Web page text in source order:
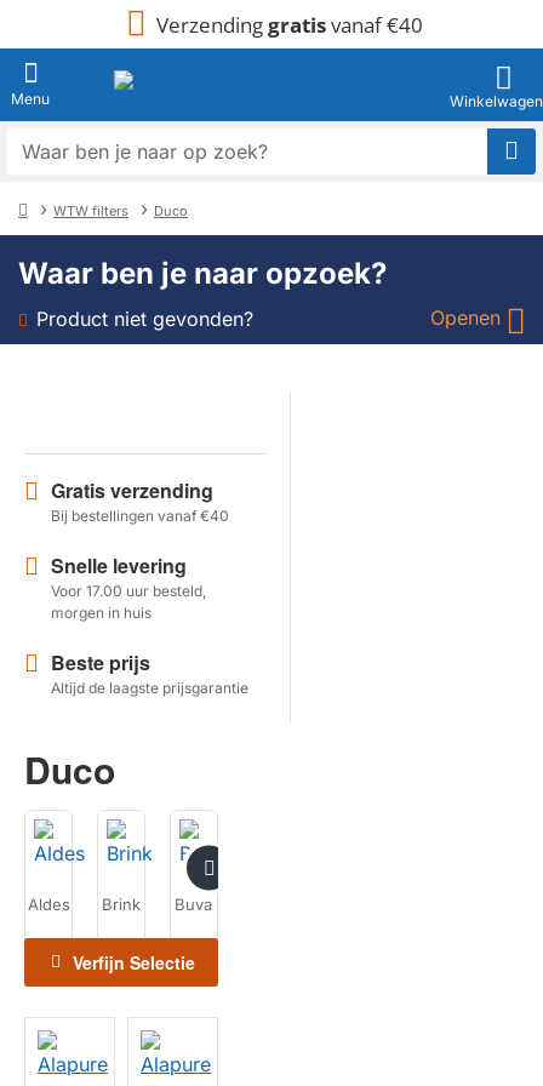
Verzendinggratisvanaf €40
Waar
zoek?
WTW filters Duco
Waar ben je naar opzoek?
Product niet gevonden? Openen
Model
Herstel zoekopdracht
Gratis verzending
Bij bestellingen vanaf €40
Snelle levering
Voor 17.00 uur besteld,
morgen in huis
Beste prijs
Altijd de laagste prijsgarantie
Duco
Aldes Brink Buva
Verfijn Selectie